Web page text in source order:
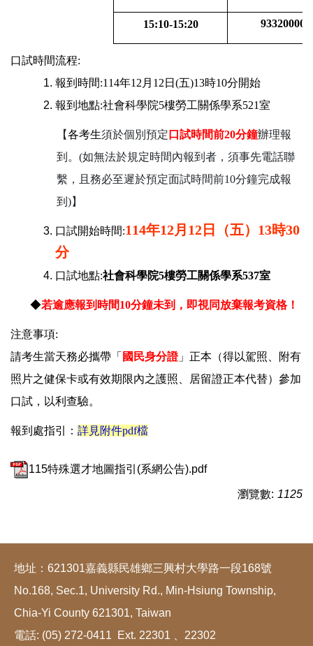
15:10-15:20 933200005
口試時間流程:
報到時間:114年12月12日(五)13時10分開始
報到地點:社會科學院5樓勞工關係學系521室
【各考生須於個別預定 口試時間前20分鐘辦理報
到。(如無法於規定時間內報到者，須事先電話聯
繫，且務必至遲於預定面試時間前10分鐘完成報
到)】
口試開始時間:114年12月12日（五）13時30
分
口試地點:社會科學院5樓勞工關係學系537室
◆若逾應報到時間10分鐘未到，即視同放棄報考資格！
注意事項:
請考生當天務必攜帶「 國民身分證」正本（得以駕照、附有
照片之健保卡或有效期限內之護照、居留證正本代替）參加
口試，以利查驗。
報到處指引： 詳見附件pdf檔
115特殊選才地圖指引(系網公告).pdf
瀏覽數: 1125
地址：621301嘉義縣民雄鄉三興村大學路一段168號
No.168, Sec.1, University Rd., Min-Hsiung Township,
Chia-Yi County 621301, Taiwan
電話: (05) 272-0411 Ext. 22301 、22302